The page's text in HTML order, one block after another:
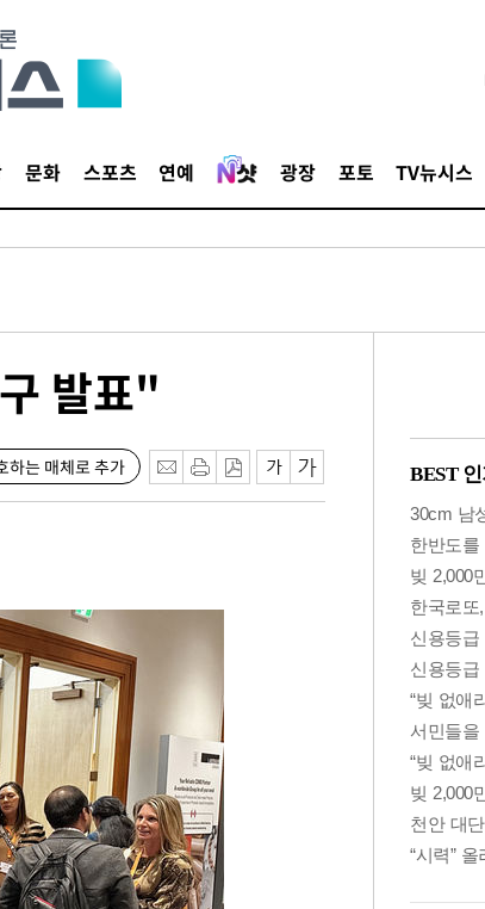
문화 스포츠 연예 광장 포토 TV뉴시스
발표"
하는 매체로 추가